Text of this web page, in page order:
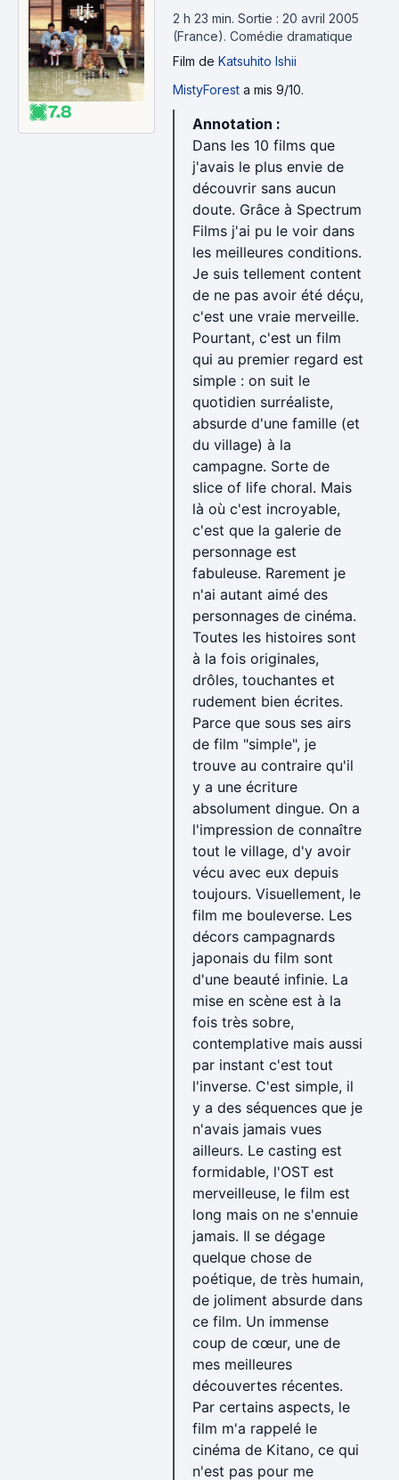
7.8
2 h 23 min. Sortie : 20 avril 2005
(France). Comédie dramatique
Film de Katsuhito Ishii
MistyForest a mis 9/10.
Annotation :
Dans les 10 films que
j'avais le plus envie de
découvrir sans aucun
doute. Grâce à Spectrum
Films j'ai pu le voir dans
les meilleures conditions.
Je suis tellement content
de ne pas avoir été déçu,
c'est une vraie merveille.
Pourtant, c'est un film
qui au premier regard est
simple : on suit le
quotidien surréaliste,
absurde d'une famille (et
du village) à la
campagne. Sorte de
slice of life choral. Mais
là où c'est incroyable,
c'est que la galerie de
personnage est
fabuleuse. Rarement je
n'ai autant aimé des
personnages de cinéma.
Toutes les histoires sont
à la fois originales,
drôles, touchantes et
rudement bien écrites.
Parce que sous ses airs
de film "simple", je
trouve au contraire qu'il
y a une écriture
absolument dingue. On a
l'impression de connaître
tout le village, d'y avoir
vécu avec eux depuis
toujours. Visuellement, le
film me bouleverse. Les
décors campagnards
japonais du film sont
d'une beauté infinie. La
mise en scène est à la
fois très sobre,
contemplative mais aussi
par instant c'est tout
l'inverse. C'est simple, il
y a des séquences que je
n'avais jamais vues
ailleurs. Le casting est
formidable, l'OST est
merveilleuse, le film est
long mais on ne s'ennuie
jamais. Il se dégage
quelque chose de
poétique, de très humain,
de joliment absurde dans
ce film. Un immense
coup de cœur, une de
mes meilleures
découvertes récentes.
Par certains aspects, le
film m'a rappelé le
cinéma de Kitano, ce qui
n'est pas pour me